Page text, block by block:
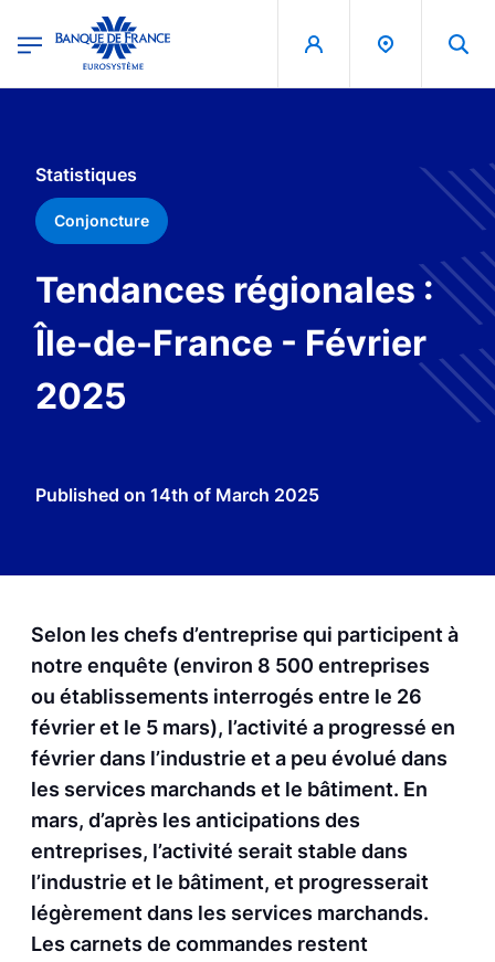
Banque de France - Menu Principal
Statistiques
Conjoncture
Tendances régionales :
Île-de-France - Février
2025
Published on 14th of March 2025
Selon les chefs d’entreprise qui participent à
notre enquête (environ 8 500 entreprises
ou établissements interrogés entre le 26
février et le 5 mars), l’activité a progressé en
février dans l’industrie et a peu évolué dans
les services marchands et le bâtiment. En
mars, d’après les anticipations des
entreprises, l’activité serait stable dans
l’industrie et le bâtiment, et progresserait
légèrement dans les services marchands.
Les carnets de commandes restent